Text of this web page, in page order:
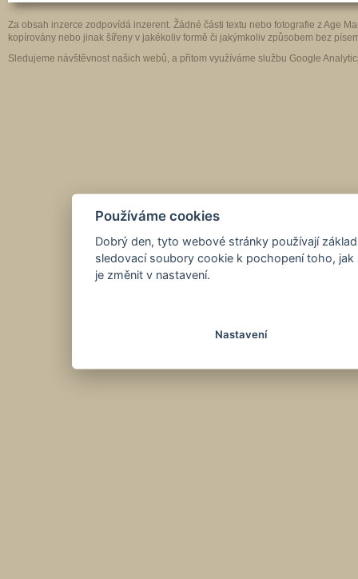
Za obsah inzerce zodpovídá inzerent. Žádné části textu nebo fotografie z Age
kopírovány nebo jinak šířeny v jakékoliv formě či jakýmkoliv způsobem bez
Sledujeme návštěvnost našich webů, a přitom využíváme službu Google
Používáme cookies
Dobrý den, tyto webové stránky používají
sledovací soubory cookie k pochopení toho,
je změnit v nastavení.
Nastavení